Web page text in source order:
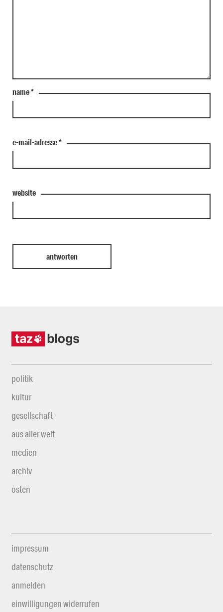
name*
e-mail-adresse*
website
politik
kultur
gesellschaft
aus aller welt
medien
archiv
osten
impressum
datenschutz
anmelden
einwilligungen widerrufen